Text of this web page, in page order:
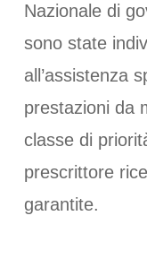
Nazionale di
sono state
all’assistenza
prestazioni da
classe di
prescrittore
garantite.